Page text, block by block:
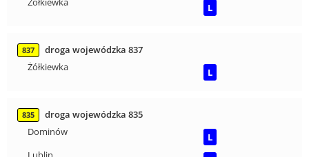
L
837
droga wojewódzka 837
Żółkiewka
L
835
droga wojewódzka 835
Dominów
L